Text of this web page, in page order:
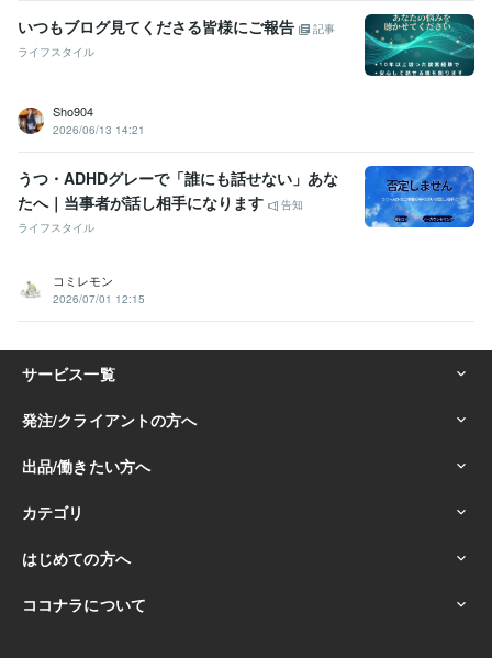
いつもブログ見てくださる皆様にご報告
記事
ライフスタイル
Sho904
2026/06/13 14:21
うつ・ADHDグレーで「誰にも話せない」あな
たへ｜当事者が話し相手になります
告知
ライフスタイル
コミレモン
2026/07/01 12:15